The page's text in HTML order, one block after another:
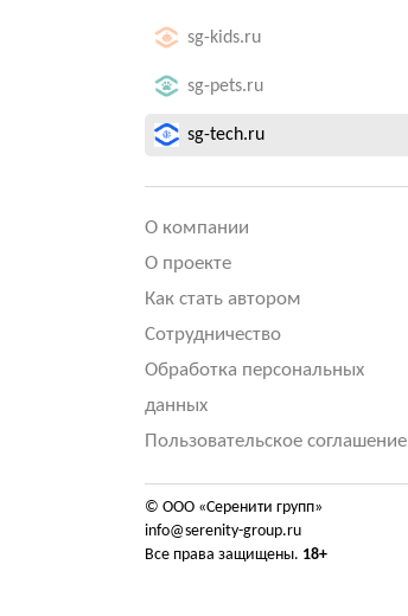
sg-kids.ru
sg-pets.ru
sg-tech.ru
О компании
О проекте
Как стать автором
Сотрудничество
Обработка персональных
данных
Пользовательское соглашение
© ООО «Серенити групп»
info@serenity-group.ru
Все права защищены. 18+